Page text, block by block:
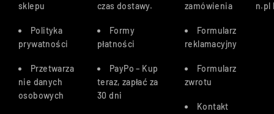
sklepu
Polityka
prywatności
Przetwarza
nie danych
osobowych
czas dostawy.
Formy
płatności
PayPo – Kup
teraz, zapłać za
30 dni
zamówienia
Formularz
reklamacyjny
Formularz
zwrotu
Kontakt
n.pl